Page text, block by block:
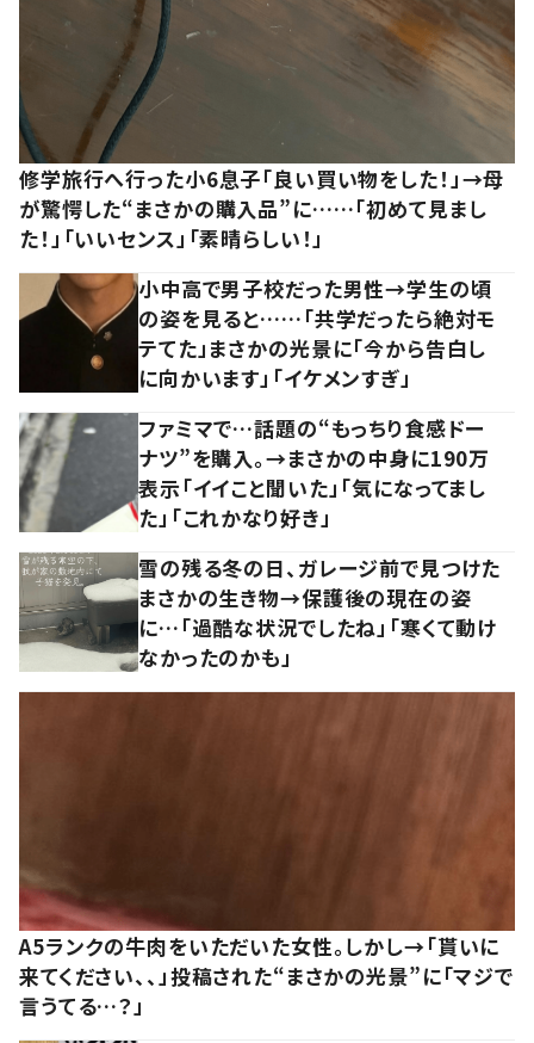
修学旅行へ行った小6息子「良い買い物をした！」→母
が驚愕した“まさかの購入品”に……「初めて見まし
た！」「いいセンス」「素晴らしい！」
小中高で男子校だった男性→学生の頃
の姿を見ると……「共学だったら絶対モ
テてた」まさかの光景に「今から告白し
に向かいます」「イケメンすぎ」
ファミマで…話題の“もっちり食感ドー
ナツ”を購入。→まさかの中身に190万
表示「イイこと聞いた」「気になってまし
た」「これかなり好き」
雪の残る冬の日、ガレージ前で見つけた
まさかの生き物→保護後の現在の姿
に…「過酷な状況でしたね」「寒くて動け
なかったのかも」
A5ランクの牛肉をいただいた女性。しかし→「貰いに
来てください、、」投稿された“まさかの光景”に「マジで
言うてる…？」